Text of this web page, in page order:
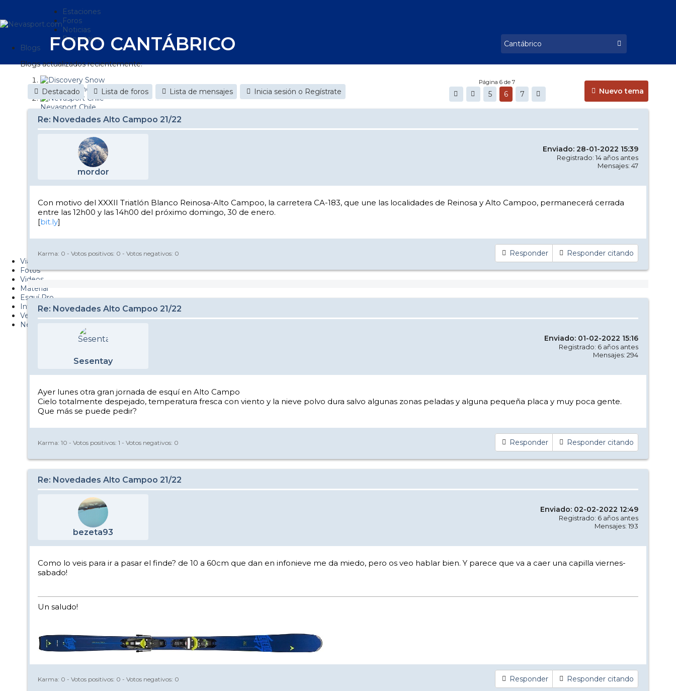
Estaciones
Foros
Noticias
Reportajes
Blogs
Blogs actualizados recientemente:
Discovery Snow
Nevasport Chile
Esquiaryviajar.com
nevasport blog
Diario de un friki
Revista NIX
PUCAF - Blog
Viajes
Fotos
Videos
Material
Esquí Pro
Infonieve
Verano
Nevalog
FORO CANTÁBRICO
Nuevo tema
Destacado Lista de foros Lista de mensajes Inicia sesión o Regístrate
Página 6 de 7
5 6 7
Re: Novedades Alto Campoo 21/22
mordor
Enviado: 28-01-2022 15:39
Registrado: 14 años antes
Mensajes: 47
Con motivo del XXXII Triatlón Blanco Reinosa-Alto Campoo, la carretera CA-183, que une las localidades de Reinosa y Alto Campoo, permanecerá cerrada
entre las 12h00 y las 14h00 del próximo domingo, 30 de enero.
[bit.ly]
Responder Responder citando
Karma: 0 - Votos positivos: 0 - Votos negativos: 0
Re: Novedades Alto Campoo 21/22
Sesentay
Enviado: 01-02-2022 15:16
Registrado: 6 años antes
Mensajes: 294
Ayer lunes otra gran jornada de esquí en Alto Campo
Cielo totalmente despejado, temperatura fresca con viento y la nieve polvo dura salvo algunas zonas peladas y alguna pequeña placa y muy poca gente.
Que más se puede pedir?
Responder Responder citando
Karma: 10 - Votos positivos: 1 - Votos negativos: 0
Re: Novedades Alto Campoo 21/22
bezeta93
Enviado: 02-02-2022 12:49
Registrado: 6 años antes
Mensajes: 193
Como lo veis para ir a pasar el finde? de 10 a 60cm que dan en infonieve me da miedo, pero os veo hablar bien. Y parece que va a caer una capilla viernes-
sabado!
Un saludo!
Responder Responder citando
Karma: 0 - Votos positivos: 0 - Votos negativos: 0